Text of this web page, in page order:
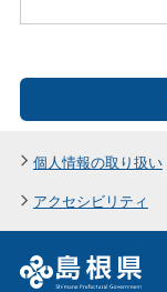
個人情報の取り扱い
アクセシビリティ